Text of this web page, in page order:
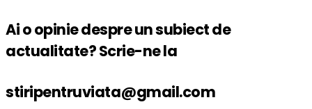
Ai o opinie despre un subiect de
actualitate? Scrie-ne la
stiripentruviata@gmail.com